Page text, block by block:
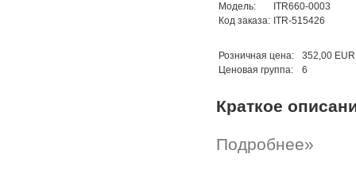
Модель:
ITR660-0003
Код заказа: ITR-515426
Розничная цена:
352,00 EUR
Ценовая группа:
6
Краткое
Подробнее»